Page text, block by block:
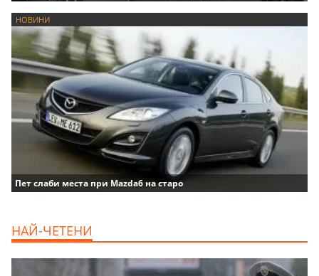
НОВИНИ
Пет слаби места при Mazda6 на старо
НАЙ-ЧЕТЕНИ